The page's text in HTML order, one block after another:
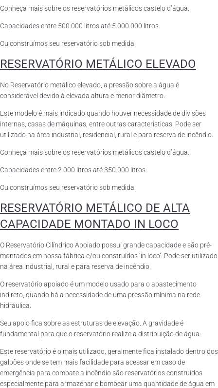
Conheça mais sobre os reservatórios metálicos castelo d’água.
Capacidades entre 500.000 litros até 5.000.000 litros.
Ou construímos seu reservatório sob medida.
RESERVATÓRIO METÁLICO ELEVADO
No Reservatório metálico elevado, a pressão sobre a água é
considerável devido à elevada altura e menor diâmetro.
Este modelo é mais indicado quando houver necessidade de divisões
internas, casas de máquinas, entre outras características. Pode ser
utilizado na área industrial, residencial, rural e para reserva de incêndio.
Conheça mais sobre os reservatórios metálicos castelo d’água.
Capacidades entre 2.000 litros até 350.000 litros.
Ou construímos seu reservatório sob medida.
RESERVATÓRIO METÁLICO DE ALTA
CAPACIDADE MONTADO IN LOCO
O Reservatório Cilíndrico Apoiado possui grande capacidade e são pré-
montados em nossa fábrica e/ou construídos ‘in loco’. Pode ser utilizado
na área industrial, rural e para reserva de incêndio.
O reservatório apoiado é um modelo usado para o abastecimento
indireto, quando há a necessidade de uma pressão mínima na rede
hidráulica.
Seu apoio fica sobre as estruturas de elevação. A gravidade é
fundamental para que o reservatório realize a distribuição de água.
Este reservatório é o mais utilizado, geralmente fica instalado dentro dos
galpões onde se tem mais facilidade para acessar em caso de
emergência para combate a incêndio são reservatórios construídos
especialmente para armazenar e bombear uma quantidade de água em